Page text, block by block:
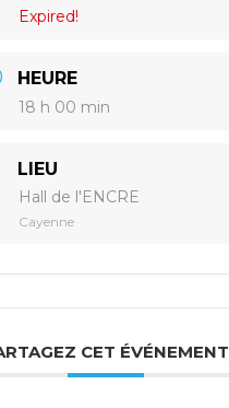
Expired!
HEURE
18 h 00 min
LIEU
Hall de l'ENCRE
Cayenne
CET ÉVÉNEMENT